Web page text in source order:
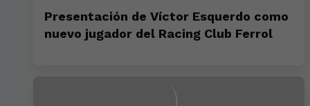
Presentación de Víctor Esquerdo como
nuevo jugador del Racing Club Ferrol